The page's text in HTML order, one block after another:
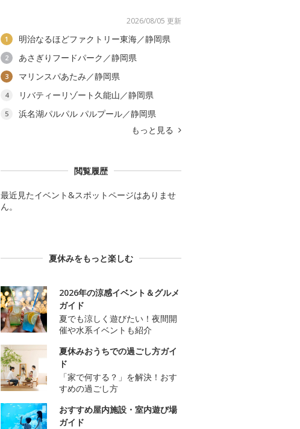
2026/08/05 更新
1 明治なるほどファクトリー東海／静岡県
2 あさぎりフードパーク／静岡県
3 マリンスパあたみ／静岡県
4 リバティーリゾート久能山／静岡県
5
浜名湖パルパル パルプール／静岡県
もっと見る
閲覧履歴
最近見たイベント&スポットページはありませ
ん。
夏休みをもっと楽しむ
2026年の涼感イベント＆グルメ
ガイド
夏でも涼しく遊びたい！夜間開
催や水系イベントも紹介
夏休みおうちでの過ごし方ガイ
ド
「家で何する？」を解決！おす
すめの過ごし方
おすすめ屋内施設・室内遊び場
ガイド